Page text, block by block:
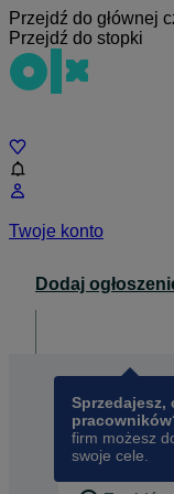
Przejdź do głównej
Przejdź do stopki
Twoje konto
Dodaj
Sprzedajesz,
firm możesz
swoje cele.